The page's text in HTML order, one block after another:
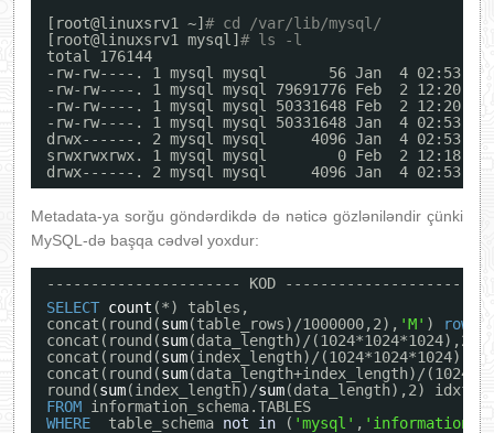
[root@linuxsrv1 ~] # cd /var/lib/mysql/
[root@linuxsrv1 mysql] # ls -l
total 176144
-rw-rw----. 1 mysql mysql       56 Jan  4 02:53
-rw-rw----. 1 mysql mysql 79691776 Feb  2 12:20
-rw-rw----. 1 mysql mysql 50331648 Feb  2 12:20
-rw-rw----. 1 mysql mysql 50331648 Jan  4 02:53
drwx------. 2 mysql mysql     4096 Jan  4 02:53
srwxrwxrwx. 1 mysql mysql        0 Feb  2 12:18
drwx------. 2 mysql mysql     4096 Jan  4 02:53
Metadata-ya sorğu göndərdikdə də nəticə gözləniləndir çünki
MySQL-də başqa cədvəl yoxdur:
---------------------- KOD ----------------------
SELECT count (*) tables,
concat(round(sum(table_rows)/1000000,2), 'M' ) rows ,
concat(round(sum(data_length)/(1024*1024*1024),2),
concat(round(sum(index_length)/
concat(round(sum(data_length+index_length)/
round(sum(index_length)/sum(data_length),2)
FROM information_schema.TABLES
WHERE
table_schema not in ( 'mysql' ,